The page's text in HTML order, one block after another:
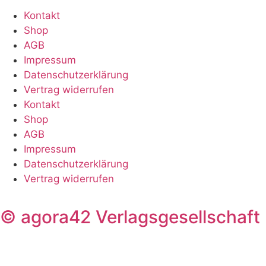
Kontakt
Shop
AGB
Impressum
Datenschutzerklärung
Vertrag widerrufen
Kontakt
Shop
AGB
Impressum
Datenschutzerklärung
Vertrag widerrufen
© agora42 Verlagsgesellschaft